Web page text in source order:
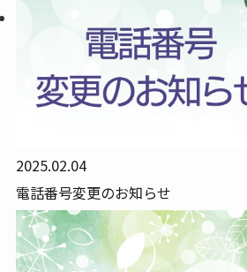
2025.02.04
電話番号変更のお知らせ